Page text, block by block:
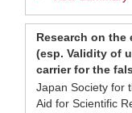
Research on
(esp. Validity of
carrier for the
Japan Society for
Aid for Scientific